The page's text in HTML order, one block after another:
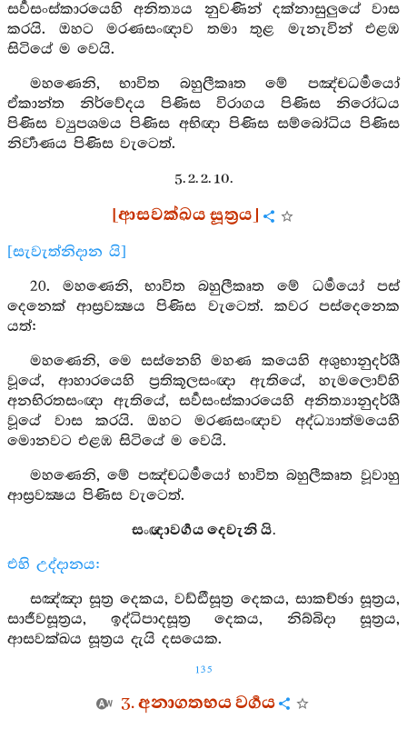
සර්‍වසංස්කාරයෙහි අනිත්‍යය නුවණින් දක්නාසුලුයේ වාස
කරයි. ඔහට මරණසංඥාව තමා තුළ මැනැවින් එළඹ
සිටියේ ම වෙයි.
මහණෙනි, භාවිත බහුලීකෘත මේ පඤ්චධර්‍මයෝ
ඒකාන්ත නිර්වේදය පිණිස විරාගය පිණිස නිරෝධය
පිණිස ව්‍යුපශමය පිණිස අභිඥා පිණිස සම්බෝධිය පිණිස
නිර්‍වාණය පිණිස වැටෙත්.
5. 2. 2. 10.
[ආසවක්ඛය සූත්‍රය]
[සැවැත්නිදාන යි]
20. මහණෙනි, භාවිත බහුලීකෘත මේ ධර්‍මයෝ පස්
දෙනෙක් ආස්‍රවක්‍ෂය පිණිස වැටෙත්. කවර පස්දෙනෙක
යත්:
මහණෙනි, මෙ සස්නෙහි මහණ කයෙහි අශුභානුදර්ශී
වූයේ, ආහාරයෙහි ප්‍රතිකූලසංඥා ඇතියේ, හැමලොව්හි
අනභිරතසංඥා ඇතියේ, සර්‍වසංස්කාරයෙහි අනිත්‍යානුදර්ශී
වූයේ වාස කරයි. ඔහට මරණසංඥාව අද්ධ්‍යාත්මයෙහි
මොනවට එළඹ සිටියේ ම වෙයි.
මහණෙනි, මේ පඤ්චධර්‍මයෝ භාවිත බහුලීකෘත වූවාහු
ආස්‍රවක්‍ෂය පිණිස වැටෙත්.
සංඥාවර්‍ගය දෙවැනි යි.
එහි උද්දානය:
සඤ්ඤා සූත්‍ර දෙකය, වඩ්ඪීසූත්‍ර දෙකය, සාකච්ඡා සූත්‍රය,
සාජීවසූත්‍රය, ඉද්ධිපාදසූත්‍ර දෙකය, නිබ්බිදා සූත්‍රය,
ආසවක්ඛය සූත්‍රය දැයි දසයෙක.
135
3. අනාගතභය වර්‍ගය